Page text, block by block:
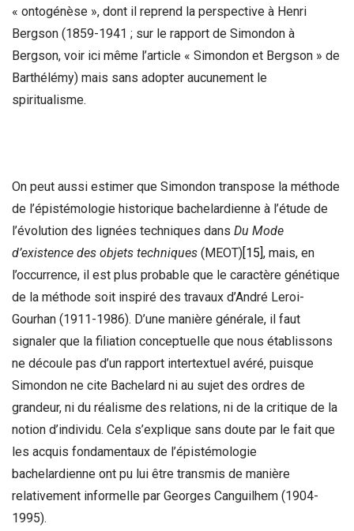
« ontogénèse », dont il reprend la perspective à Henri
Bergson (1859-1941 ; sur le rapport de Simondon à
Bergson, voir ici même l’article « Simondon et Bergson » de
Barthélémy) mais sans adopter aucunement le
spiritualisme.
On peut aussi estimer que Simondon transpose la méthode
de l’épistémologie historique bachelardienne à l’étude de
l’évolution des lignées techniques dans Du Mode
d’existence des objets techniques (MEOT)[15], mais, en
l’occurrence, il est plus probable que le caractère génétique
de la méthode soit inspiré des travaux d’André Leroi-
Gourhan (1911-1986). D’une manière générale, il faut
signaler que la filiation conceptuelle que nous établissons
ne découle pas d’un rapport intertextuel avéré, puisque
Simondon ne cite Bachelard ni au sujet des ordres de
grandeur, ni du réalisme des relations, ni de la critique de la
notion d’individu. Cela s’explique sans doute par le fait que
les acquis fondamentaux de l’épistémologie
bachelardienne ont pu lui être transmis de manière
relativement informelle par Georges Canguilhem (1904-
1995).